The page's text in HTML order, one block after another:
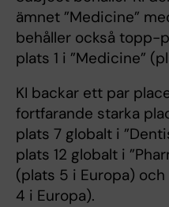
ämnet ”Medicine”
behåller också topp-
plats 1 i ”Medicine”
KI backar ett par
fortfarande starka
plats 7 globalt i
plats 12 globalt i
(plats 5 i Europa) och
4 i Europa).